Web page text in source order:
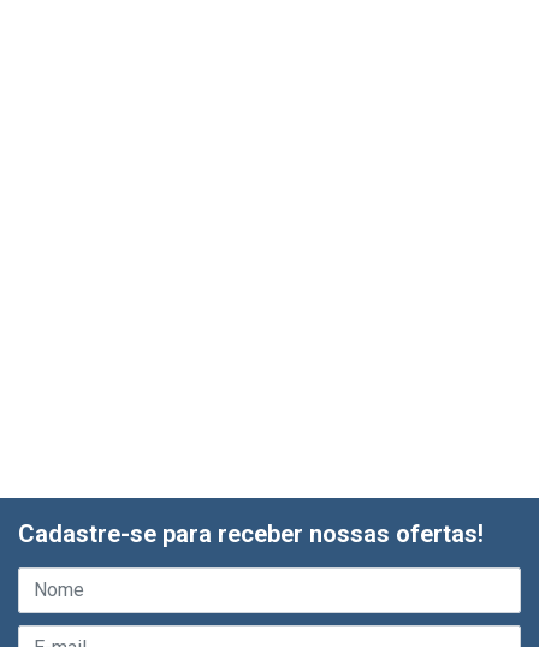
Cadastre-se para receber nossas ofertas!